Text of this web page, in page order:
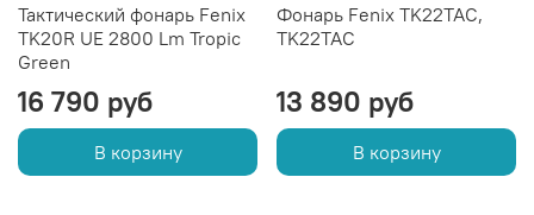
Тактический фонарь Fenix
TK20R UE 2800 Lm Tropic
Green
16 790 руб
В корзину
Фонарь Fenix TK22TAC,
TK22TAC
13 890 руб
В корзину